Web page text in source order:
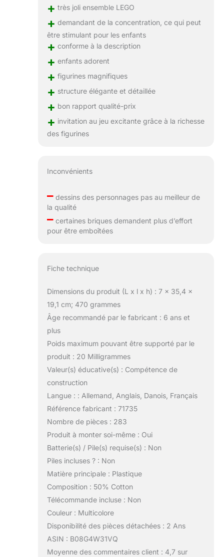
+ très joli ensemble LEGO
+ demandant de la concentration, ce qui peut
être stimulant pour les enfants
+ conforme à la description
+ enfants adorent
+ figurines magnifiques
+ structure élégante et détaillée
+ bon rapport qualité-prix
+ invitation au jeu excitante grâce à la richesse
des figurines
Inconvénients
–dessins des personnages pas au meilleur de
la qualité
–certaines briques demandent plus d’effort
pour être emboîtées
Fiche technique
Dimensions du produit (L x l x h) : 7 x 35,4 x
19,1 cm; 470 grammes
Âge recommandé par le fabricant : 6 ans et
plus
Poids maximum pouvant être supporté par le
produit : 20 Milligrammes
Valeur(s) éducative(s) : Compétence de
construction
Langue : : Allemand, Anglais, Danois, Français
Référence fabricant : 71735
Nombre de pièces : 283
Produit à monter soi-même : Oui
Batterie(s) / Pile(s) requise(s) : Non
Piles incluses ? : Non
Matière principale : Plastique
Composition : 50% Cotton
Télécommande incluse : Non
Couleur : Multicolore
Disponibilité des pièces détachées : 2 Ans
ASIN : B08G4W31VQ
Moyenne des commentaires client : 4,7 sur